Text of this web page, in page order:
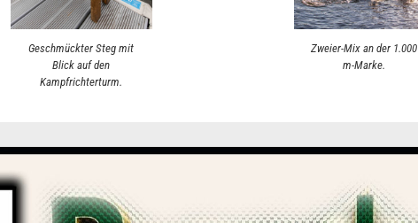
Geschmückter Steg mit
Blick auf den
Kampfrichterturm.
Zweier-Mix an der 1.000
m-Marke.